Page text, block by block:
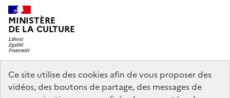
Ce site utilise des cookies afin de vous proposer des
vidéos, des boutons de partage, des messages de
MINISTÈRE
DE LA CULTURE
legifrance.gouv.fr info.gouv.fr